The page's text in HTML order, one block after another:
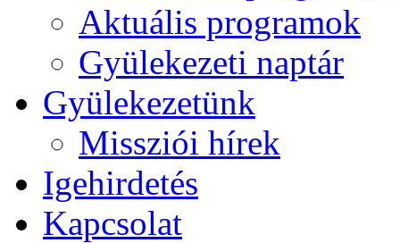
Aktuális programok
Gyülekezeti naptár
Gyülekezetünk
Missziói hírek
Igehirdetés
Kapcsolat